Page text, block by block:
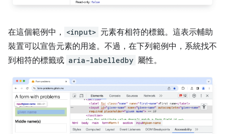
在這個範例中， <input> 元素有相符的標籤。這表示輔助
裝置可以宣告元素的用途。不過，在下列範例中，系統找不
到相符的標籤或 aria-labelledby 屬性。